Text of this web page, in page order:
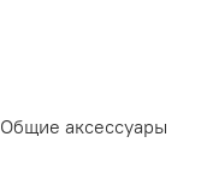
Общие аксессуары